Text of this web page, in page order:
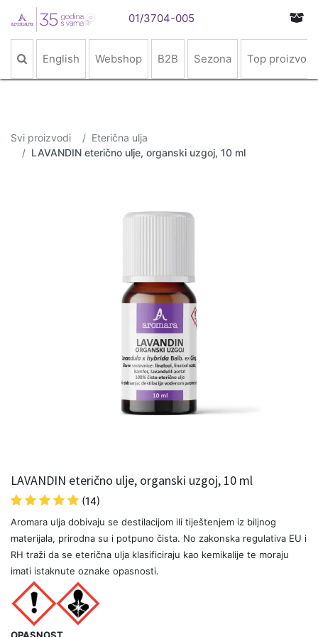
01/3704-005
English Webshop B2B Sezona Top proizvodi
Svi proizvodi
Eterična ulja
LAVANDIN eterično ulje, organski uzgoj, 10 ml
LAVANDIN eterično ulje, organski uzgoj, 10 ml
(14)
Aromara ulja dobivaju se destilacijom ili tiještenjem iz biljnog
materijala, prirodna su i potpuno čista. No zakonska regulativa EU i
RH traži da se eterična ulja klasificiraju kao kemikalije te moraju
imati istaknute oznake opasnosti.